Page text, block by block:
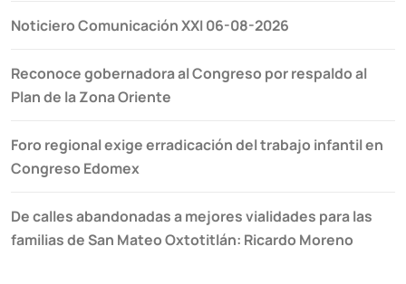
Noticiero Comunicación XXI 06-08-2026
Reconoce gobernadora al Congreso por respaldo al
Plan de la Zona Oriente
Foro regional exige erradicación del trabajo infantil en
Congreso Edomex
De calles abandonadas a mejores vialidades para las
familias de San Mateo Oxtotitlán: Ricardo Moreno